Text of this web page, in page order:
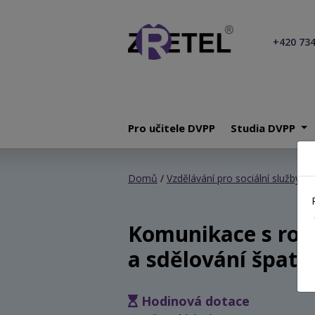
+420
Pro učitele DVPP Studia DVPP
Domů / Vzdělávání pro sociální služby/
Komunikace s
a sdělování
Hodinová dotace